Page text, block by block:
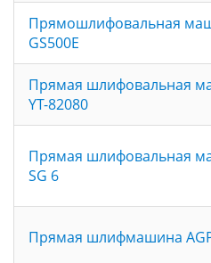
Прямошлифовальная
GS500E
Прямая шлифовальная
YT-82080
Прямая шлифовальная
SG 6
Прямая шлифмашина